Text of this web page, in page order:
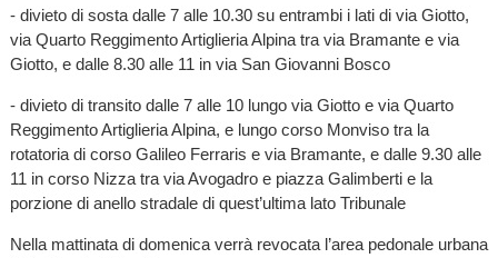
- divieto di sosta dalle 7 alle 10.30 su entrambi i lati di via Giotto,
via Quarto Reggimento Artiglieria Alpina tra via Bramante e via
Giotto, e dalle 8.30 alle 11 in via San Giovanni Bosco
- divieto di transito dalle 7 alle 10 lungo via Giotto e via Quarto
Reggimento Artiglieria Alpina, e lungo corso Monviso tra la
rotatoria di corso Galileo Ferraris e via Bramante, e dalle 9.30 alle
11 in corso Nizza tra via Avogadro e piazza Galimberti e la
porzione di anello stradale di quest’ultima lato Tribunale
Nella mattinata di domenica verrà revocata l’area pedonale urbana